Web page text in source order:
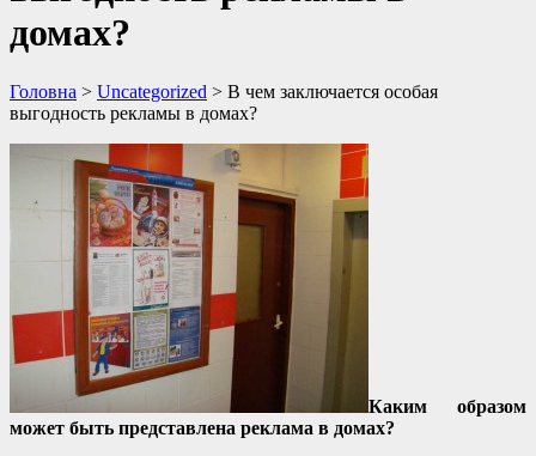
домах?
Головна > Uncategorized > В чем заключается особая
выгодность рекламы в домах?
Каким образом
может быть представлена реклама в домах?